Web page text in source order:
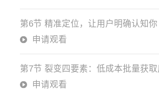
第6节 精准定位，让用户明确认知你
申请观看
第7节 裂变四要素：低成本批量获取
申请观看